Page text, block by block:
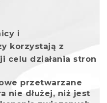
i
korzystają z
celu działania stron
przetwarzane
nie dłużej, niż jest